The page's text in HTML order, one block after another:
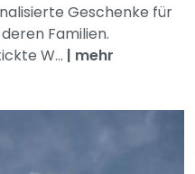
Geschenke für
Familien.
W... | mehr